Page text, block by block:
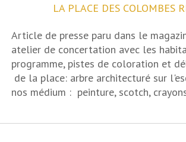
LA PLACE DES COLOMBES
Article de presse paru dans le
atelier de concertation avec les
programme, pistes de coloration et
de la place: arbre architecturé sur
nos médium : peinture, scotch,